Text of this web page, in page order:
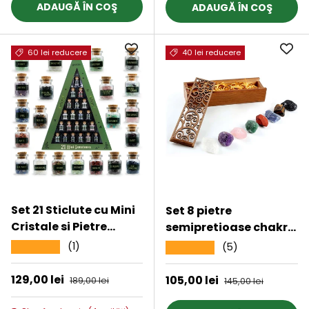
ADAUGĂ ÎN COŞ
fericirea
ADAUGĂ ÎN COŞ
60 lei reducere
Set 21 Sticlute cu Mini
Cristale si Pietre
Naturale pentru
Ritualuri Magice si
Meditatie
(1)
Preț de vânzare
129,00 lei Preț obișnuit
189,00 lei
40 lei reducere
Set 8 pietre
semipretioase chakra
in cutie de lemn -
Cristale reiki de
vindecare din piatre
(5)
Preț de vânzare
105,00 lei Preț obișnuit
145,00 lei